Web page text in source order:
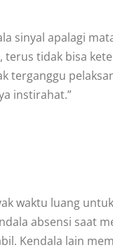
sinyal apalagi
tidak bisa
terganggu
instirahat.”
waktu luang
absensi saat
Kendala lain